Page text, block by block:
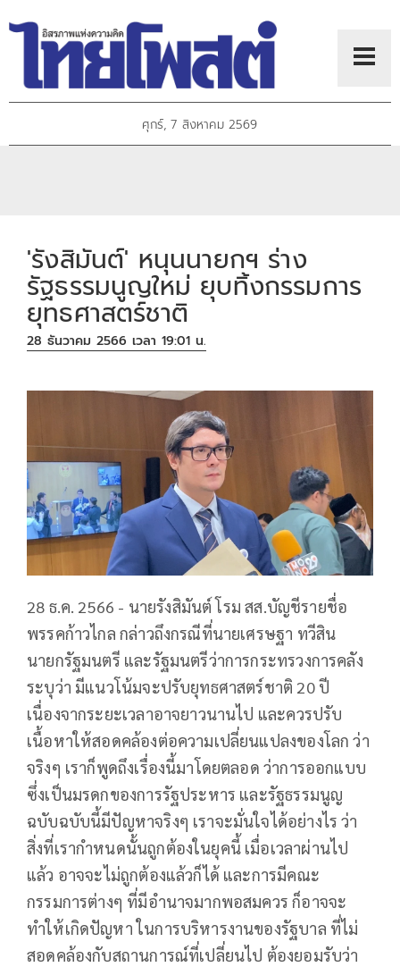
ศุกร์, 7 สิงหาคม 2569
'รังสิมันต์' หนุนนายกฯ ร่าง
รัฐธรรมนูญใหม่ ยุบทิ้งกรรมการ
ยุทธศาสตร์ชาติ
28 ธันวาคม 2566 เวลา 19:01 น.
28 ธ.ค. 2566 - นายรังสิมันต์ โรม สส.บัญชีรายชื่อ
พรรคก้าวไกล กล่าวถึงกรณีที่นายเศรษฐา ทวีสิน
นายกรัฐมนตรี และรัฐมนตรีว่าการกระทรวงการคลัง
ระบุว่า มีแนวโน้มจะปรับยุทธศาสตร์ชาติ 20 ปี
เนื่องจากระยะเวลาอาจยาวนานไป และควรปรับ
เนื้อหาให้สอดคล้องต่อความเปลี่ยนแปลงของโลก ว่า
จริงๆ เราก็พูดถึงเรื่องนี้มาโดยตลอด ว่าการออกแบบ
ซึ่งเป็นมรดกของการรัฐประหาร และรัฐธรรมนูญ
ฉบับฉบับนี้มีปัญหาจริงๆ เราจะมั่นใจได้อย่างไร ว่า
สิ่งที่เรากำหนดนั้นถูกต้องในยุคนี้ เมื่อเวลาผ่านไป
แล้ว อาจจะไม่ถูกต้องแล้วก็ได้ และการมีคณะ
กรรมการต่างๆ ที่มีอำนาจมากพอสมควร ก็อาจจะ
ทำให้เกิดปัญหา ในการบริหารงานของรัฐบาล ที่ไม่
สอดคล้องกับสถานการณ์ที่เปลี่ยนไป ต้องยอมรับว่า